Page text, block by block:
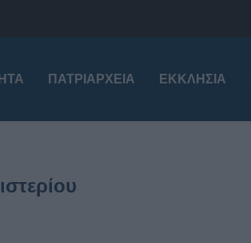
ΠΑΤΡΙΑΡΧΕΊΑ ΕΚΚΛΗΣΊΑ